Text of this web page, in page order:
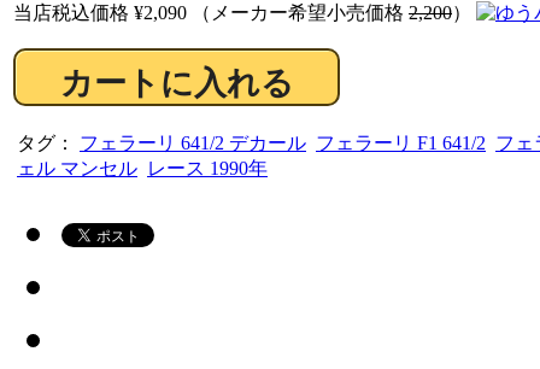
当店税込価格 ¥2,090 （メーカー希望小売価格 2,200）
タグ： フェラーリ 641/2 デカール フェラーリ F1 641/2 フェ
ェル マンセル レース 1990年